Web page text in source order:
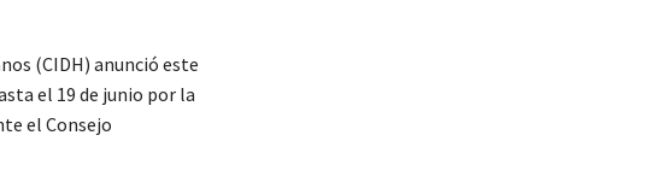
(CIDH) anunció este
el 19 de junio por la
el Consejo